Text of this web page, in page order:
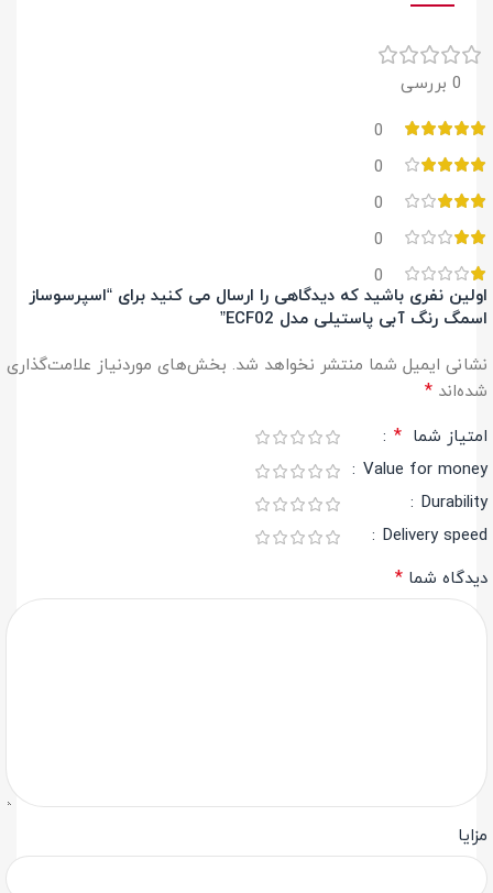
0 بررسی
0
0
0
0
0
اولین نفری باشید که دیدگاهی را ارسال می کنید برای “اسپرسوساز
اسمگ رنگ آبی پاستیلی مدل ECF02”
نشانی ایمیل شما منتشر نخواهد شد. بخش‌های موردنیاز علامت‌گذاری
شده‌اند *
امتیاز شما *
Value for money
Durability
Delivery speed
دیدگاه شما *
مزایا